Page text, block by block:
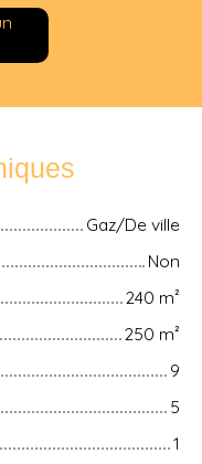
Gaz/De ville
Non
240 m²
250 m²
9
5
1